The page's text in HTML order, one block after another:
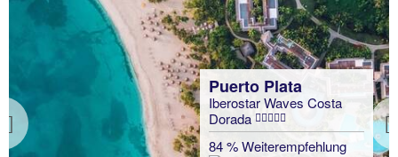
Previous
Puerto Plata
Iberostar Waves Costa
Dorada
84 % Weiterempfehlung